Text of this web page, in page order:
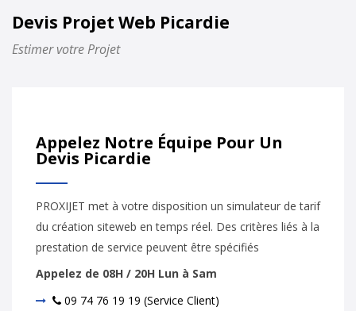
Devis Projet Web Picardie
Estimer votre Projet
Appelez Notre Équipe Pour Un
Devis Picardie
PROXIJET met à votre disposition un simulateur de tarif
du création siteweb en temps réel. Des critères liés à la
prestation de service peuvent être spécifiés
Appelez de 08H / 20H Lun à Sam
09 74 76 19 19 (Service Client)